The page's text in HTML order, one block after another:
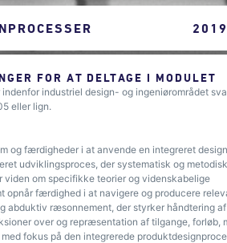
FOR AT DELTAGE I MODULET
industriel design- og ingeniørområdet
eller lign.
og færdigheder i at anvende en integreret
udviklingsproces, der systematisk og
viden om specifikke teorier og videnskabelige
opnår færdighed i at navigere og producere
abduktiv ræsonnement, der styrker håndtering
over og repræsentation af tilgange, forløb,
fokus på den integrerede